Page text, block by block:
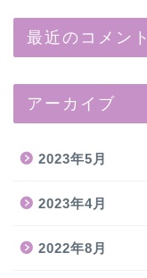
最近のコメント
アーカイブ
2023年5月
2023年4月
2022年8月